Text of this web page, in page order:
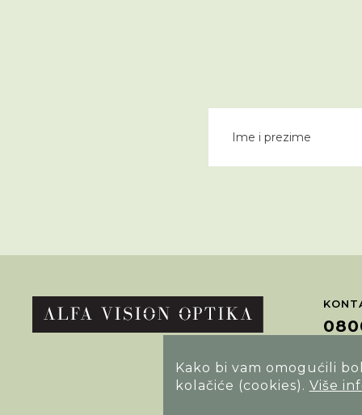
Kako bi vam omogućili
kolačiće (cookies). Više